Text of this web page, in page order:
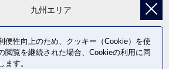
九州エリア
便性向上のため、クッキー（Cookie）を使
閲覧を継続された場合、Cookieの利用に同
ます。